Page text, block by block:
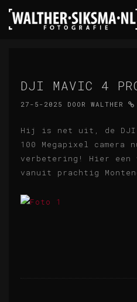
DJI MAVIC 4
27-5-2025 DOOR WALTHER
Hij is net uit, de DJI
100 Megapixel
verbetering! Hier een
vanuit prachtig